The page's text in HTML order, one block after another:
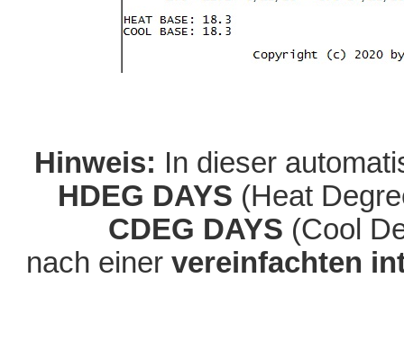
Hinweis: In dieser
HDEG DAYS (Heat
CDEG DAYS (Cool
nach einer vereinfachten